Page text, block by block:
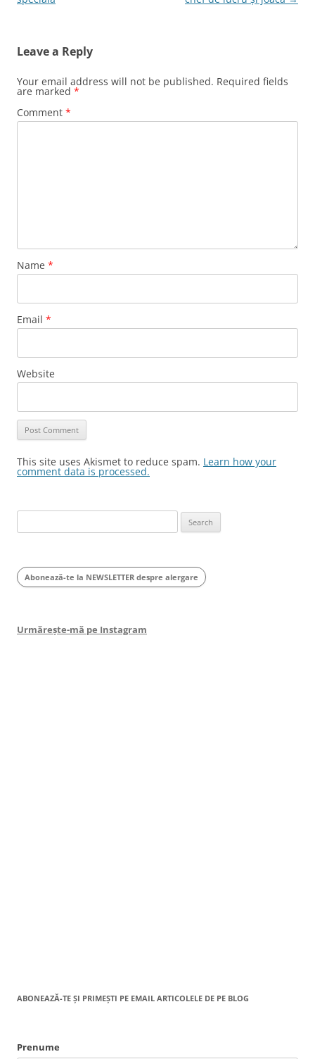
Leave a Reply
Your email address will not be published. Required fields
are marked *
Comment *
Name *
Email *
Website
This site uses Akismet to reduce spam. Learn how your
comment data is processed.
for:
Abonează-te la NEWSLETTER despre alergare
Urmărește-mă pe Instagram
ABONEAZĂ-TE ȘI PRIMEȘTI PE EMAIL ARTICOLELE DE PE BLOG
Prenume